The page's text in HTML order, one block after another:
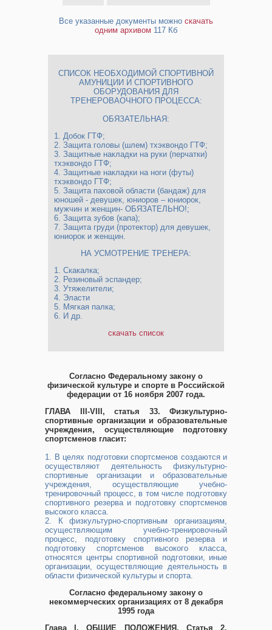
Все указанные документы можно скачать
одним архивом 117 Кб
СПИСОК НЕОБХОДИМОЙ СПОРТИВНОЙ
АМУНИЦИИ И СПОРТИВНОГО
ОБОРУДОВАНИЯ ДЛЯ
ТРЕНЕРОВАОЧНОГО ПРОЦЕССА:
ОБЯЗАТЕЛЬНАЯ:
1.​ Добок ГТФ;
2.​ Защита головы (шлем) тхэквондо ГТФ;
3.​ Защитные накладки на руки (перчатки)
тхэквондо ГТФ;
4.​ Защитные накладки на ноги (футы)
тхэквондо ГТФ;
5.​ Защита паховой области (бандаж) для
юношей - девушек, юниоров – юниорок,
мужчин и женщин- ОБЯЗАТЕЛЬНО!;
6.​ Защита зубов (капа);
7.​ Защита груди (протектор) для девушек,
юниорок и женщин.
НА УСМОТРЕНИЕ ТРЕНЕРА:
1.​ Скакалка;
2.​ Резиновый эспандер;
3.​ Утяжелители;
4.​ Эласти
5.​ Мягкая палка;
6.​ И др.
скачать список
Согласно Федеральному закону о
физической культуре и спорте в Российской
федерации от 16 ноября 2007 года.
ГЛАВА III-VIII, статья 33. Физкультурно-
спортивные организации и образовательные
учреждения, осуществляющие подготовку
спортсменов гласит:
1. В целях подготовки спортсменов создаются и
осуществляют деятельность физкультурно-
спортивные организации и образовательные
учреждения, осуществляющие учебно-
тренировочный процесс, в том числе подготовку
спортивного резерва и подготовку спортсменов
высокого класса.
2. К физкультурно-спортивным организациям,
осуществляющим учебно-тренировочный
процесс, подготовку спортивного резерва и
подготовку спортсменов высокого класса,
относятся центры спортивной подготовки, иные
организации, осуществляющие деятельность в
области физической культуры и спорта.
Согласно федеральному закону о
некоммерческих организациях от 8 декабря
1995 года
Глава I. ОБЩИЕ ПОЛОЖЕНИЯ, Статья 2.